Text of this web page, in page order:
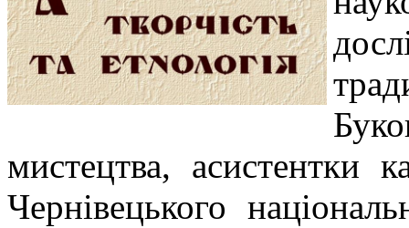
мистецтва, асистентки
Чернівецького